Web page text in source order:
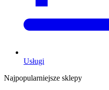
Usługi
Najpopularniejsze sklepy